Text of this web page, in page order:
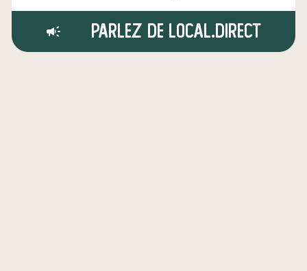
Parlez de local.direct